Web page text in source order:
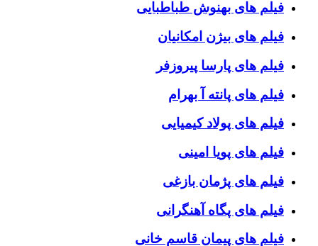
فیلم های بهنوش طباطبایی
فیلم های بیژن امکانیان
فیلم های پارسا پیروزفر
فیلم های پانته آ بهرام
فیلم های پولاد کیمیایی
فیلم های پویا امینی
فیلم های پژمان بازغی
فیلم های پگاه آهنگرانی
فیلم های پیمان قاسم خانی